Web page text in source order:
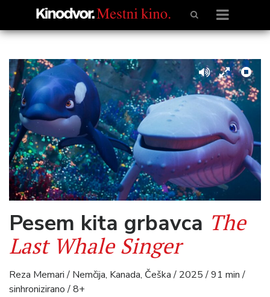
Pesem kita grbavca The
Last Whale Singer
Reza Memari / Nemčija, Kanada, Češka / 2025 / 91 min /
sinhronizirano / 8+